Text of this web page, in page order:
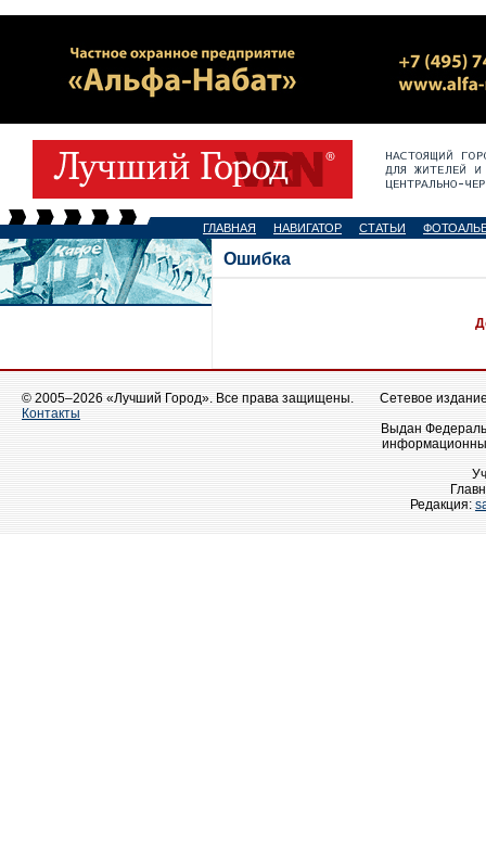
ГЛАВНАЯ НАВИГАТОР СТАТЬИ
Ошибка
© 2005–2026 «Лучший Город». Все права защищены.
Контакты
Сетевое
Выдан
Редакция: